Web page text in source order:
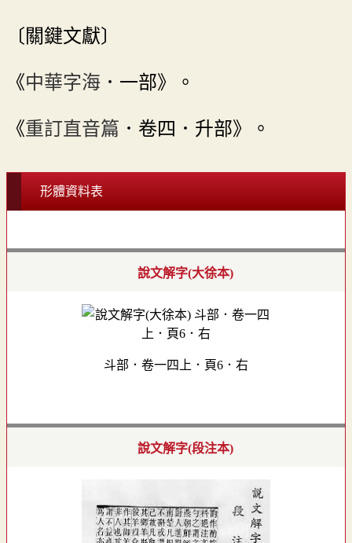
〔關鍵文獻〕
《中華字海 ．一部》。
《重訂直音篇 ．卷四．升部》。
形體資料表
說文解字(大徐本)
斗部．卷一四上．頁6．右
說文解字(段注本)